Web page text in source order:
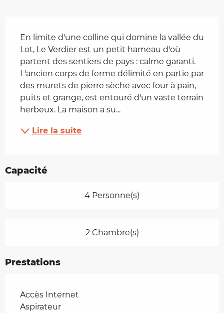
En limite d'une colline qui domine la vallée du
Lot, Le Verdier est un petit hameau d'où
partent des sentiers de pays : calme garanti.
L'ancien corps de ferme délimité en partie par
des murets de pierre sèche avec four à pain,
puits et grange, est entouré d'un vaste terrain
herbeux. La maison a su...
Lire la suite
Capacité
4 Personne(s)
2 Chambre(s)
Prestations
Accès Internet
Aspirateur